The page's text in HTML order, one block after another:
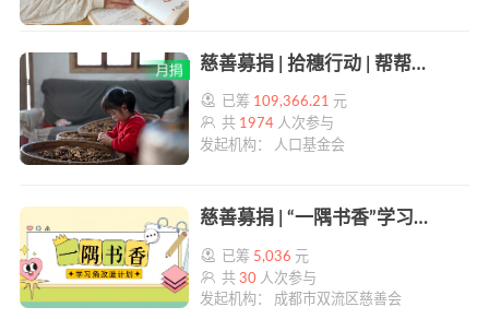
慈善募捐 | 拾穗行动 | 帮帮公益
已筹 109,366.21 元
共 1974 人次参与
发起机构： 人口基金会
慈善募捐 | “一隅书香”学习角改造计划 | 帮帮公益
已筹 5,036 元
共30 人次参与
发起机构： 成都市双流区慈善会